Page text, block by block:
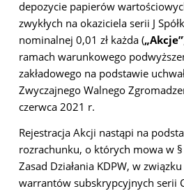
depozycie papierów
zwykłych na okaziciela serii J
nominalnej 0,01 zł każda („Akcje”
ramach warunkowego
zakładowego na podstawie
Zwyczajnego Walnego
czerwca 2021 r.
Rejestracja Akcji nastąpi na
rozrachunku, o których mowa w §
Zasad Działania KDPW, w
warrantów subskrypcyjnych serii